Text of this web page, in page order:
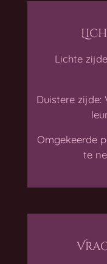
Lichte
Duistere zijde:
Omgekeerde
te